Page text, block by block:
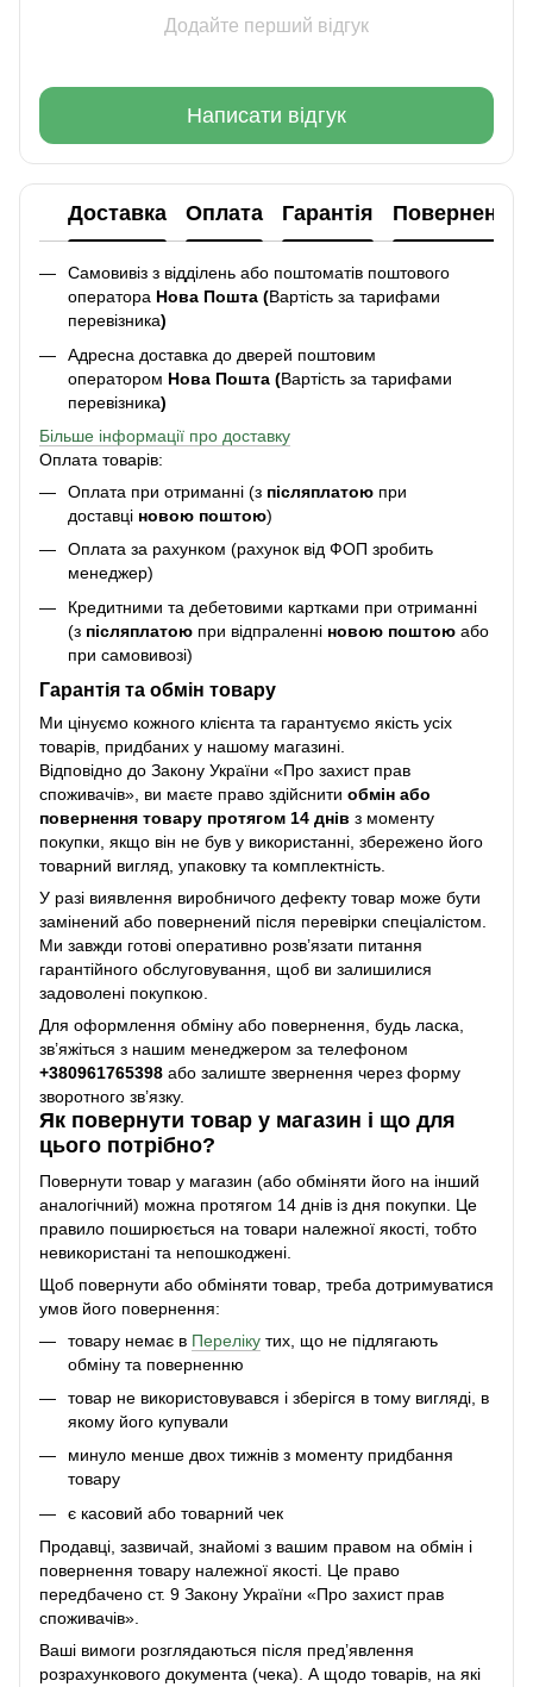
Додайте перший відгук
Написати відгук
Доставка Оплата Гарантія Повернення
Самовивіз з відділень або поштоматів поштового
оператора Нова Пошта (Вартість за тарифами
перевізника)
Адресна доставка до дверей поштовим
оператором Нова Пошта (Вартість за тарифами
перевізника)
Більше інформації про доставку
Оплата товарів:
Оплата при отриманні (з післяплатою при
доставці новою поштою)
Оплата за рахунком (рахунок від ФОП зробить
менеджер)
Кредитними та дебетовими картками при отриманні
(з післяплатою при відпраленні новою поштою або
при самовивозі)
Гарантія та обмін товару
Ми цінуємо кожного клієнта та гарантуємо якість усіх
товарів, придбаних у нашому магазині.
Відповідно до Закону України «Про захист прав
споживачів», ви маєте право здійснити обмін або
повернення товару протягом 14 днів з моменту
покупки, якщо він не був у використанні, збережено його
товарний вигляд, упаковку та комплектність.
У разі виявлення виробничого дефекту товар може бути
замінений або повернений після перевірки спеціалістом.
Ми завжди готові оперативно розв’язати питання
гарантійного обслуговування, щоб ви залишилися
задоволені покупкою.
Для оформлення обміну або повернення, будь ласка,
зв’яжіться з нашим менеджером за телефоном
+380961765398 або залиште звернення через форму
зворотного зв’язку.
Як повернути товар у магазин і що для
цього потрібно?
Повернути товар у магазин (або обміняти його на інший
аналогічний) можна протягом 14 днів із дня покупки. Це
правило поширюється на товари належної якості, тобто
невикористані та непошкоджені.
Щоб повернути або обміняти товар, треба дотримуватися
умов його повернення:
товару немає в Переліку тих, що не підлягають
обміну та поверненню
товар не використовувався і зберігся в тому вигляді, в
якому його купували
минуло менше двох тижнів з моменту придбання
товару
є касовий або товарний чек
Продавці, зазвичай, знайомі з вашим правом на обмін і
повернення товару належної якості. Це право
передбачено ст. 9 Закону України «Про захист прав
споживачів».
Ваші вимоги розглядаються після пред’явлення
розрахункового документа (чека). А щодо товарів, на які